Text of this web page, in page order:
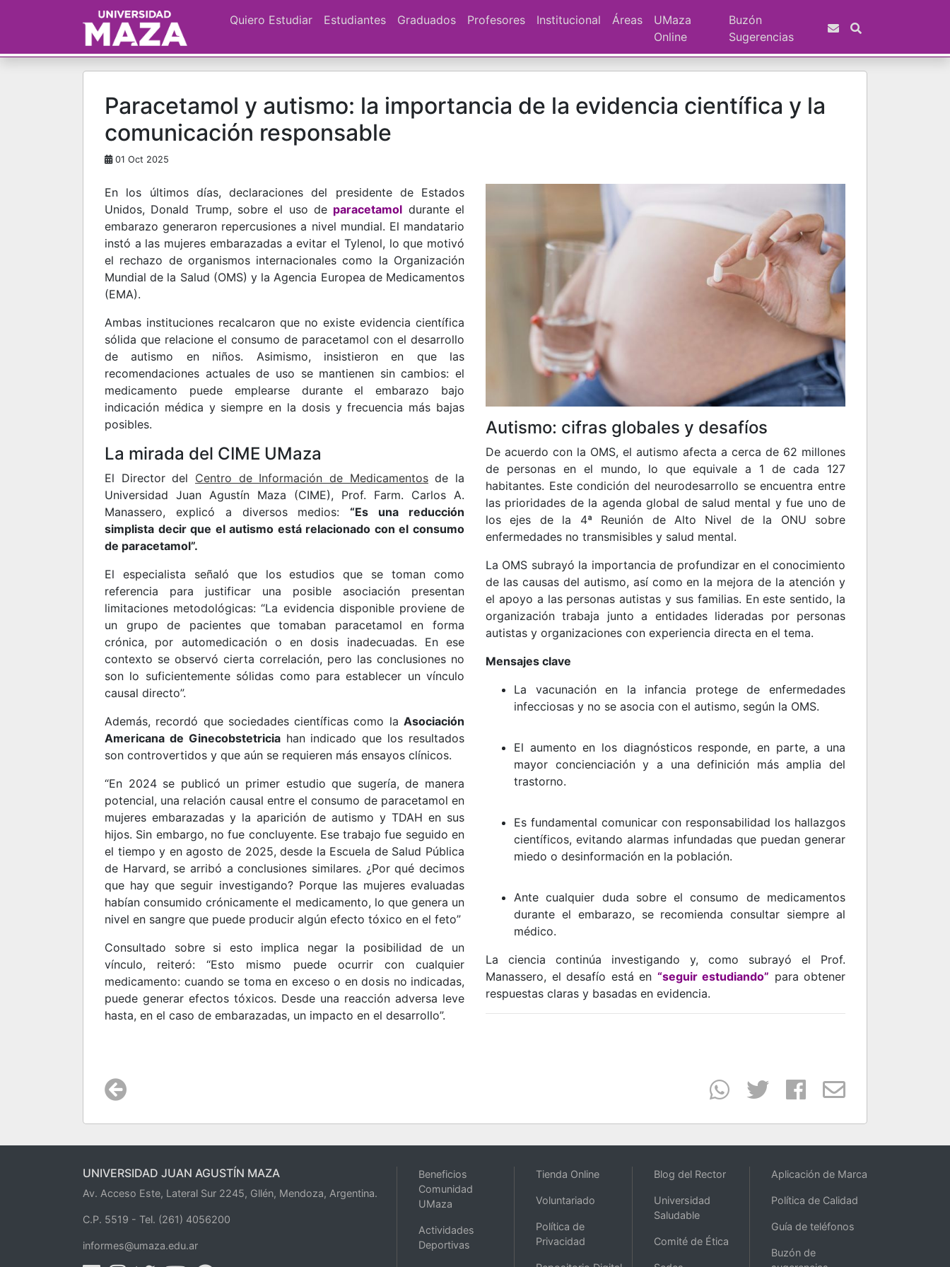
Quiero Estudiar Estudiantes Graduados Profesores Institucional Áreas
UMaza
Online
Buzón
Sugerencias
Paracetamol y autismo: la importancia de la evidencia científica y la
comunicación responsable
01 Oct 2025
En los últimos días, declaraciones del presidente de Estados
Unidos, Donald Trump, sobre el uso de paracetamol durante el
embarazo generaron repercusiones a nivel mundial. El mandatario
instó a las mujeres embarazadas a evitar el Tylenol, lo que motivó
el rechazo de organismos internacionales como la Organización
Mundial de la Salud (OMS) y la Agencia Europea de Medicamentos
(EMA).
Ambas instituciones recalcaron que no existe evidencia científica
sólida que relacione el consumo de paracetamol con el desarrollo
de autismo en niños. Asimismo, insistieron en que las
recomendaciones actuales de uso se mantienen sin cambios: el
medicamento puede emplearse durante el embarazo bajo
indicación médica y siempre en la dosis y frecuencia más bajas
posibles.
La mirada del CIME UMaza
El Director del Centro de Información de Medicamentosde la
Universidad Juan Agustín Maza (CIME), Prof. Farm. Carlos A.
Manassero, explicó a diversos medios:“Es una reducción
simplista decir que el autismo está relacionado con el consumo
de paracetamol”.
El especialista señaló que los estudios que se toman como
referencia para justificar una posible asociación presentan
limitaciones metodológicas: “La evidencia disponible proviene de
un grupo de pacientes que tomaban paracetamol en forma
crónica, por automedicación o en dosis inadecuadas. En ese
contexto se observó cierta correlación, pero las conclusiones no
son lo suficientemente sólidas como para establecer un vínculo
causal directo”.
Además, recordó que sociedades científicas como la Asociación
Americana de Ginecobstetriciahan indicado que los resultados
son controvertidos y que aún se requieren más ensayos clínicos.
“En 2024 se publicó un primer estudio que sugería, de manera
potencial, una relación causal entre el consumo de paracetamol en
mujeres embarazadas y la aparición de autismo y TDAH en sus
hijos. Sin embargo, no fue concluyente. Ese trabajo fue seguido en
el tiempo y en agosto de 2025, desde la Escuela de Salud Pública
de Harvard, se arribó a conclusiones similares. ¿Por qué decimos
que hay que seguir investigando? Porque las mujeres evaluadas
habían consumido crónicamente el medicamento, lo que genera un
nivel en sangre que puede producir algún efecto tóxico en el feto”
Consultado sobre si esto implica negar la posibilidad de un
vínculo, reiteró: “Esto mismo puede ocurrir con cualquier
medicamento: cuando se toma en exceso o en dosis no indicadas,
puede generar efectos tóxicos. Desde una reacción adversa leve
hasta, en el caso de embarazadas, un impacto en el desarrollo”.
Autismo: cifras globales y desafíos
De acuerdo con la OMS, el autismo afecta a cerca de 62 millones
de personas en el mundo, lo que equivale a 1 de cada 127
habitantes. Este condición del neurodesarrollo se encuentra entre
las prioridades de la agenda global de salud mental y fue uno de
los ejes de la 4ª Reunión de Alto Nivel de la ONU sobre
enfermedades no transmisibles y salud mental.
La OMS subrayó la importancia de profundizar en el conocimiento
de las causas del autismo, así como en la mejora de la atención y
el apoyo a las personas autistas y sus familias. En este sentido, la
organización trabaja junto a entidades lideradas por personas
autistas y organizaciones con experiencia directa en el tema.
Mensajes clave
La vacunación en la infancia protege de enfermedades
infecciosas y no se asocia con el autismo, según la OMS.
El aumento en los diagnósticos responde, en parte, a una
mayor concienciación y a una definición más amplia del
trastorno.
Es fundamental comunicar con responsabilidad los hallazgos
científicos, evitando alarmas infundadas que puedan generar
miedo o desinformación en la población.
Ante cualquier duda sobre el consumo de medicamentos
durante el embarazo, se recomienda consultar siempre al
médico.
La ciencia continúa investigando y, como subrayó el Prof.
Manassero, el desafío está en “seguir estudiando” para obtener
respuestas claras y basadas en evidencia.
UNIVERSIDAD JUAN AGUSTÍN MAZA
Av. Acceso Este, Lateral Sur 2245, Gllén, Mendoza, Argentina.
C.P. 5519 - Tel. (261) 4056200
informes@umaza.edu.ar
Beneficios
Comunidad
UMaza
Actividades
Deportivas
Tienda Online
Voluntariado
Política de
Privacidad
Blog del Rector
Universidad
Saludable
Comité de Ética
Aplicación de Marca
Política de Calidad
Guía de teléfonos
Buzón de